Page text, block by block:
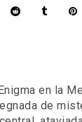
en la
de